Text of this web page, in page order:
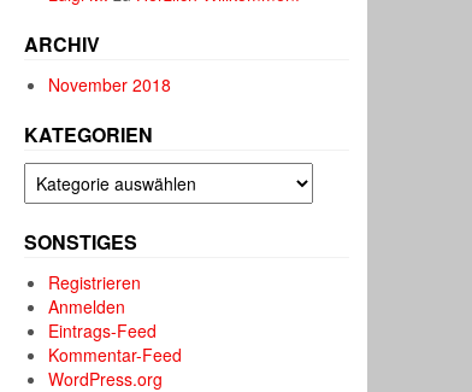
ARCHIV
November 2018
KATEGORIEN
Kategorien
SONSTIGES
Registrieren
Anmelden
Eintrags-Feed
Kommentar-Feed
WordPress.org